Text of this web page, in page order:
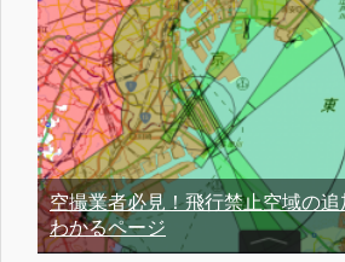
空撮業者必見！飛行禁止空域の
わかるページ